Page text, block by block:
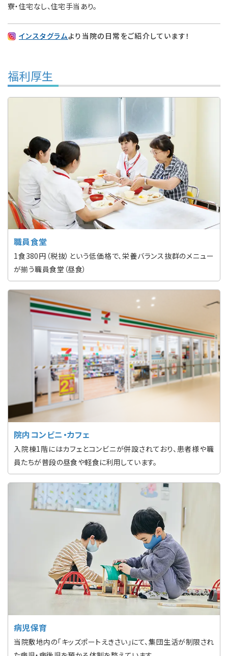
寮・住宅なし、住宅手当あり。
インスタグラムより当院の日常をご紹介しています！
福利厚生
職員食堂
1食380円（税抜）という低価格で、栄養バランス抜群のメニュー
が揃う職員食堂（昼食）
院内コンビニ・カフェ
入院棟1階にはカフェとコンビニが併設されており、患者様や職
員たちが普段の昼食や軽食に利用しています。
病児保育
当院敷地内の「キッズポートえきさい」にて、集団生活が制限され